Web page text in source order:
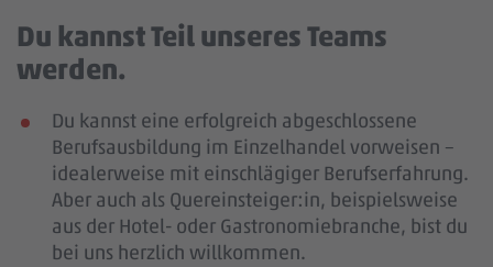
Du kannst Teil unseres Teams
werden.
Du kannst eine erfolgreich abgeschlossene
Berufsausbildung im Einzelhandel vorweisen –
idealerweise mit einschlägiger Berufserfahrung.
Aber auch als Quereinsteiger:in, beispielsweise
aus der Hotel- oder Gastronomiebranche, bist du
bei uns herzlich willkommen.